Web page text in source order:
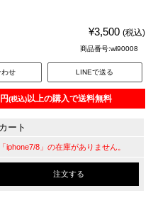
¥3,500 (税込)
商品番号:wl90008
わせ LINEで送る
(税込)以上の購入で送料無料
カート
「iphone7/8」の在庫がありません。
注文する